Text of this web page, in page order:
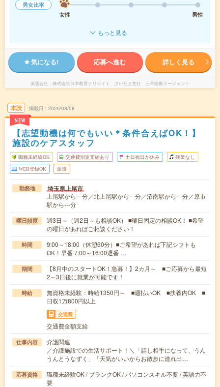
男女比率
女性
男性
もっと見る
気になる! 応募へ進む 詳しく見る
派遣会社 株式会社日本教育クリエイト さいたま支社 三幸医療エージェント
未読
NEW
掲載日 2026/08/08
【志望動機は何でもいい＊条件合えばOK！】
施設のケアスタッフ
職種未経験OK 交通費別途支給あり 土日祝日が休み 残業なし
WEB登録OK 派遣
勤務地 埼玉県上尾市
上尾駅から---分／北上尾駅から---分／沼南駅から---分／原市
駅から---分
曜日頻度
週3日～（週2日～も相談OK） ■曜日固定の相談OK！ ■希望
の曜日があればご相談ください！
時間
9:00～18:00（休憩60分）■ご希望があれば下記シフトも
OK！早番 7:00～16:00遅番 …
期間
【8月中のスタートOK！急募！】2カ月～ ■ご応募から最短
2～3日後に就業が可能です！
時給
無資格未経験：時給1350円～ ■週払いOK ■扶養内OK ■
日収1万800円以上
交通費
交通費全額支給
仕事内容
介護関連
／介護施設での生活サポート！＼「話し相手になって、うん
うんとうなずく」「天気がいいからお散歩に連れ出…
応募資格
職種未経験OK / ブランクOK / パソコンスキル不要 / 英語力不
要